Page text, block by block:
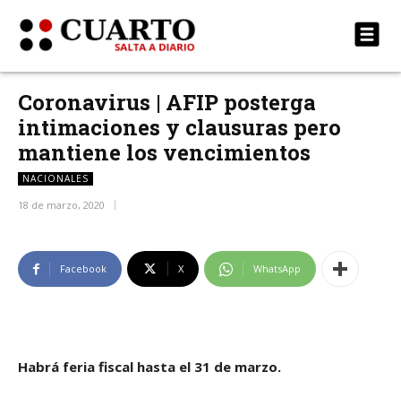
Coronavirus | AFIP posterga
intimaciones y clausuras pero
mantiene los vencimientos
NACIONALES
18 de marzo, 2020
Facebook X WhatsApp
Habrá feria fiscal hasta el 31 de marzo.